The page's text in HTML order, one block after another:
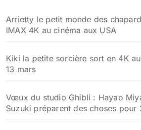
Arrietty le petit monde des
IMAX 4K au cinéma aux USA
Kiki la petite sorcière sort en 4K
13 mars
Vœux du studio Ghibli : Hayao
Suzuki préparent des choses pour